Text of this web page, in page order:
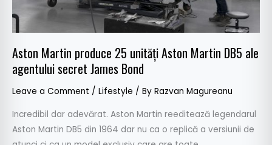
Aston Martin produce 25 unități Aston Martin DB5 ale
agentului secret James Bond
Leave a Comment / Lifestyle / By Razvan Magureanu
Incredibil dar adevărat. Aston Martin reeditează legendarul
Aston Martin DB5 din 1964 dar nu ca o replică a versiunii de
ale
agentului
secret
James